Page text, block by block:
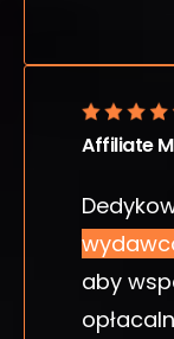
Affiliate
aby